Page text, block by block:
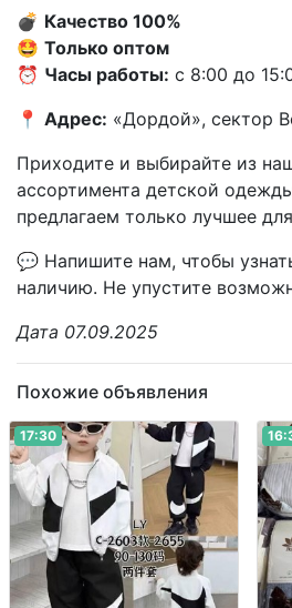
💣 Качество 100%
🤩 Только оптом
⏰ Часы работы: с 8:00 до
📍 Адрес: «Дордой», сектор
Приходите и выбирайте из
ассортимента детской
предлагаем только лучшее
💬 Напишите нам, чтобы
наличию. Не упустите
Дата 07.09.2025
Похожие объявления
17:30